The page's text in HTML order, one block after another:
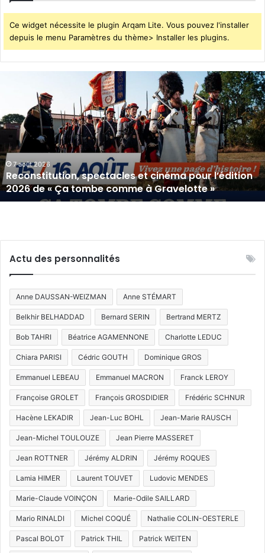
Ce widget nécessite le plugin Arqam Lite. Vous pouvez l'installer
depuis le menu Paramètres du thème> Installer les plugins.
cinéma
pour
l’édition
2026
de
«
Ça
tombe
Gravelotte
7 août 2026
Reconstitution, spectacles et cinéma pour l’édition
2026 de « Ça tombe comme à Gravelotte »
Actu des personnalités
Anne DAUSSAN-WEIZMAN Anne STÉMART
Belkhir BELHADDAD Bernard SERIN Bertrand MERTZ
Bob TAHRI Béatrice AGAMENNONE Charlotte LEDUC
Chiara PARISI Cédric GOUTH Dominique GROS
Emmanuel LEBEAU Emmanuel MACRON Franck LEROY
Françoise GROLET François GROSDIDIER Frédéric SCHNUR
Hacène LEKADIR Jean-Luc BOHL Jean-Marie RAUSCH
Jean-Michel TOULOUZE Jean Pierre MASSERET
Jean ROTTNER Jérémy ALDRIN Jérémy ROQUES
Lamia HIMER Laurent TOUVET Ludovic MENDES
Marie-Claude VOINÇON Marie-Odile SAILLARD
Mario RINALDI Michel COQUÉ Nathalie COLIN-OESTERLE
Pascal BOLOT Patrick THIL Patrick WEITEN